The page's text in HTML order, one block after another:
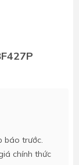
báo trước.
chính thức